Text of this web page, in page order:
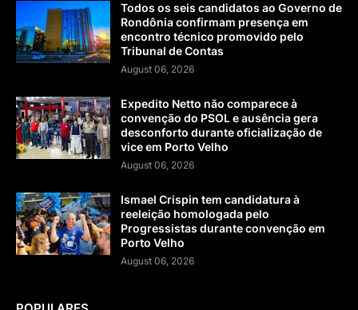
Todos os seis candidatos ao Governo de
Rondônia confirmam presença em
encontro técnico promovido pelo
Tribunal de Contas
August 06, 2026
Expedito Netto não comparece à
convenção do PSOL e ausência gera
desconforto durante oficialização de
vice em Porto Velho
August 06, 2026
Ismael Crispin tem candidatura à
reeleição homologada pelo
Progressistas durante convenção em
Porto Velho
August 06, 2026